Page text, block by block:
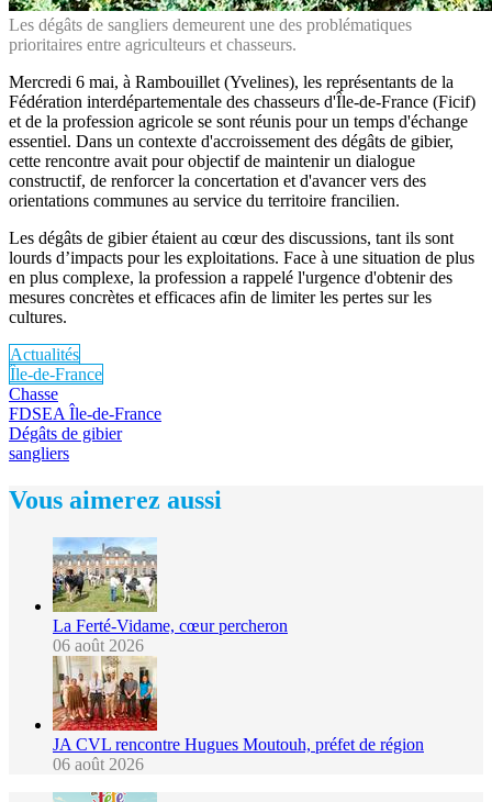
Les dégâts de sangliers demeurent une des problématiques
prioritaires entre agriculteurs et chasseurs.
Mercredi 6 mai, à Rambouillet (Yvelines), les représentants de la
Fédération interdépartementale des chasseurs d'Île-de-France (Ficif)
et de la profession agricole se sont réunis pour un temps d'échange
essentiel. Dans un contexte d'accroissement des dégâts de gibier,
cette rencontre avait pour objectif de maintenir un dialogue
constructif, de renforcer la concertation et d'avancer vers des
orientations communes au service du territoire francilien.
Les dégâts de gibier étaient au cœur des discussions, tant ils sont
lourds d’impacts pour les exploitations. Face à une situation de plus
en plus complexe, la profession a rappelé l'urgence d'obtenir des
mesures concrètes et efficaces afin de limiter les pertes sur les
cultures.
Actualités
Île-de-France
Chasse
FDSEA Île-de-France
Dégâts de gibier
sangliers
Vous aimerez aussi
La Ferté-Vidame, cœur percheron
06 août 2026
JA CVL rencontre Hugues Moutouh, préfet de région
06 août 2026